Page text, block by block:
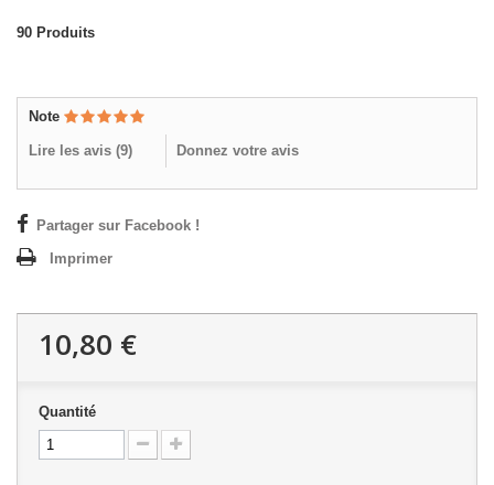
90 Produits
Note
Lire les avis (9) Donnez votre avis
Partager sur Facebook !
Imprimer
10,80 €
Quantité